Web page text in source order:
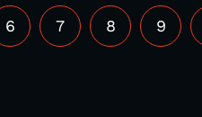
6 7 8 9